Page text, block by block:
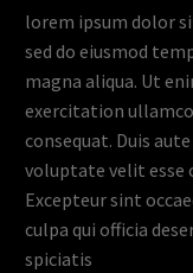
lorem ipsum dolor
sed do eiusmod
magna aliqua. Ut
exercitation
consequat. Duis
voluptate velit esse
Excepteur sint
culpa qui officia
spiciatis